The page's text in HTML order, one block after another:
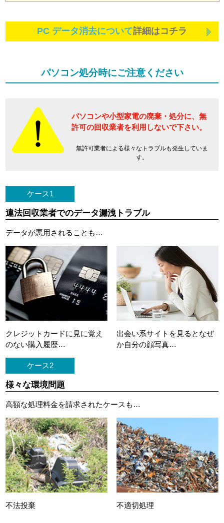
PC データ消去について詳細はコチラ
パソコン処分時にご注意ください
パソコンや小型家電の廃棄・処分に、 無
許可の回収業者を利用しないで下さい。
無許可業者による様々なトラブルも発生していま
す。
ケース1
違法回収業者でのデータ漏洩トラブル
データが悪用されることも…
クレジットカードに 見に覚え
のない購入履歴…
出会い系サイトを見ると なぜ
か自分の顔写真…
ケース2
様々な環境問題
高額な処理料金を請求されたケースも…
不法投棄 不適切処理